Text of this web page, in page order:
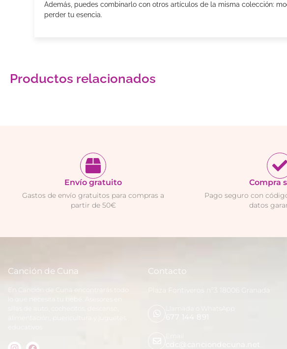
Además, puedes combinarlo con otros artículos de la misma colección:
perder tu esencia.
Productos relacionados
Envío gratuito
Gastos de envío gratuitos para compras a
partir de 50€
Compra
Pago seguro con
datos
Canción de Cuna
En Canción de Cuna encontrarás todo
lo que necesita tu bebé. Asesores en
alimentación, puericultura y juguetes
Contacto
Plaza Fontiveros nº3 18006 Granada
Llamada o WhatsApp
677 144 891
cdc@canciondecuna.net